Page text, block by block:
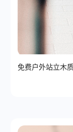
免费户外站立木